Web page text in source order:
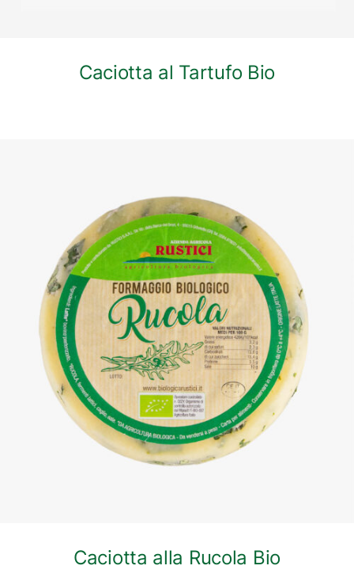
Caciotta al Tartufo Bio
DETTAGLI
Caciotta alla Rucola Bio